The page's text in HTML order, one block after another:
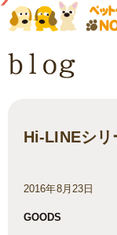
Hi-LINEシリ
2016年8月23日
GOODS